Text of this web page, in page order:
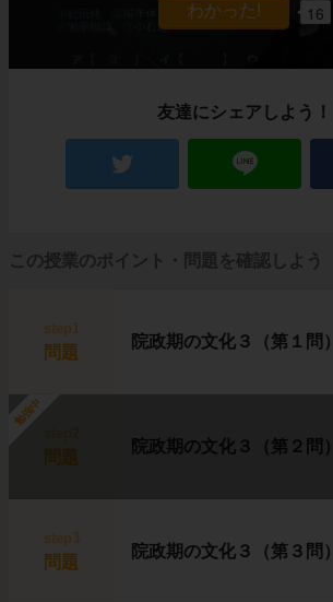
16
友達にシェアしよう！
この授業のポイント・問題を確認しよう
step1
問題
院政期の文化３（第１問）
勉強中
問題
院政期の文化３（第２問）
step3
問題
院政期の文化３（第３問）